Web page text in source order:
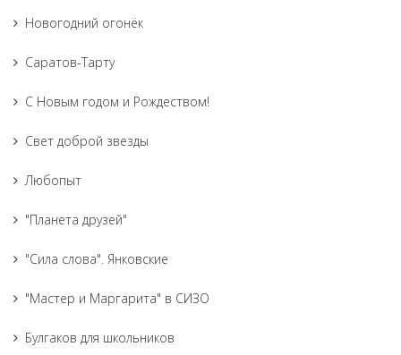
Новогодний огонёк
Саратов-Тарту
С Новым годом и Рождеством!
Свет доброй звезды
Любопыт
"Планета друзей"
"Сила слова". Янковские
"Мастер и Маргарита" в СИЗО
Булгаков для школьников